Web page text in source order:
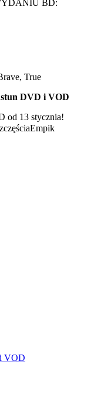
BD:
True
DVD i VOD
od 13 stycznia!
VOD